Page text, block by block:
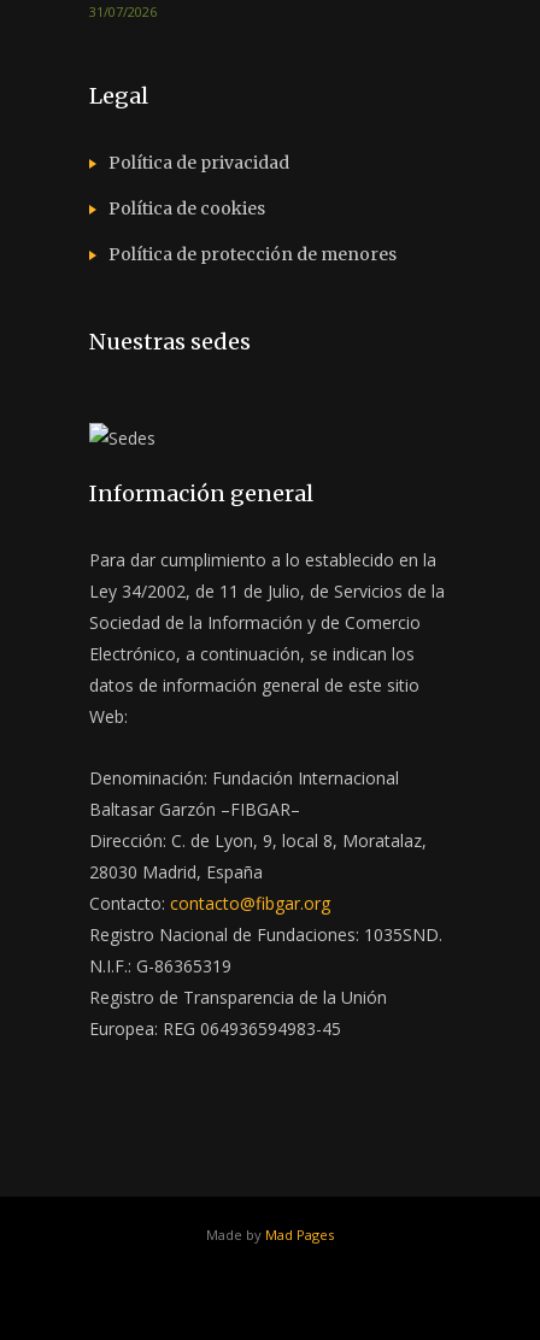
31/07/2026
Legal
Política de privacidad
Política de cookies
Política de protección de menores
Nuestras sedes
Información general
Para dar cumplimiento a lo establecido en la
Ley 34/2002, de 11 de Julio, de Servicios de la
Sociedad de la Información y de Comercio
Electrónico, a continuación, se indican los
datos de información general de este sitio
Web:
Denominación: Fundación Internacional
Baltasar Garzón –FIBGAR–
Dirección: C. de Lyon, 9, local 8, Moratalaz,
28030 Madrid, España
Contacto: contacto@fibgar.org
Registro Nacional de Fundaciones: 1035SND.
N.I.F.: G-86365319
Registro de Transparencia de la Unión
Europea: REG 064936594983-45
Made by Mad Pages